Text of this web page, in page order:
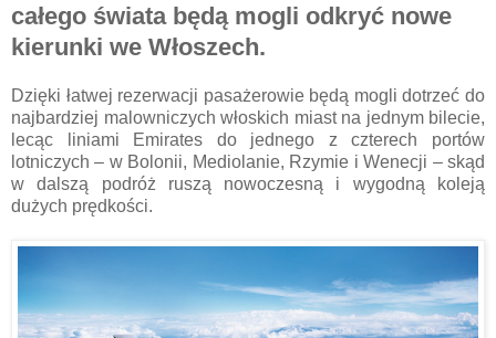
całego świata będą mogli odkryć nowe
kierunki we Włoszech.
Dzięki łatwej rezerwacji pasażerowie będą mogli dotrzeć do
najbardziej malowniczych włoskich miast na jednym bilecie,
lecąc liniami Emirates do jednego z czterech portów
lotniczych – w Bolonii, Mediolanie, Rzymie i Wenecji – skąd
w dalszą podróż ruszą nowoczesną i wygodną koleją
dużych prędkości.